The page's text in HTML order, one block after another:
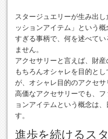
スタージュエリーが生み出
ッションアイテム」という
すぎる事柄で、何を述べて
ません。
アクセサリーと言えば、財産
もちろんオシャレを目的と
が、オシャレ目的のアクセ
高価なアクセサリーでも、
ョンアイテムという概念は
す。
進歩を続けるス